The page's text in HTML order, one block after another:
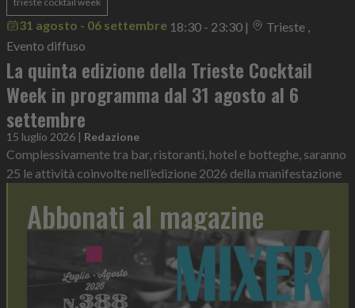
31 agosto - 06 settembre 18:30 - 23:30 |
Trieste ,
Evento diffuso
La quinta edizione della Trieste Cocktail
Week in programma dal 31 agosto al 6
settembre
15 luglio 2026 | Redazione
Complessivamente tra bar, ristoranti, hotel e botteghe, saranno
25 le attività coinvolte nell’edizione 2026 della manifestazione
Abbonati al magazine